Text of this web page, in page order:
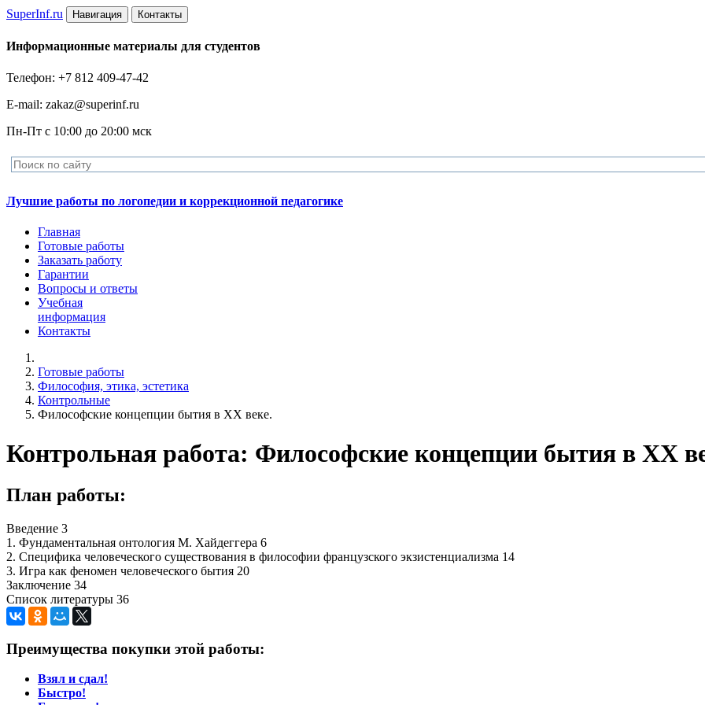
SuperInf.ru Навигация Контакты
Информационные материалы для студентов
Телефон: +7 812 409-47-42
E-mail: zakaz@superinf.ru
Пн-Пт с 10:00 до 20:00 мск
Лучшие работы по логопедии и коррекционной педагогике
Главная
Готовые работы
Заказать работу
Гарантии
Вопросы и ответы
Учебная
информация
Контакты
Готовые работы
Философия, этика, эстетика
Контрольные
Философские концепции бытия в XX веке.
Контрольная работа: Философские концепции бытия в XX
План работы:
Введение 3
1. Фундаментальная онтология М. Хайдеггера 6
2. Специфика человеческого существования в философии французского экзистенциализма 14
3. Игра как феномен человеческого бытия 20
Заключение 34
Список литературы 36
Преимущества покупки этой работы:
Взял и сдал!
Быстро!